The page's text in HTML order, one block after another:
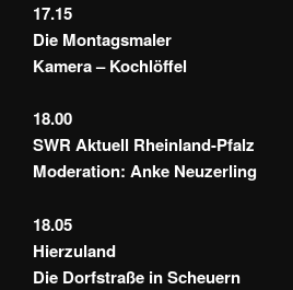
17.15
Die Montagsmaler
Kamera – Kochlöffel
18.00
SWR Aktuell Rheinland-Pfalz
Moderation: Anke Neuzerling
18.05
Hierzuland
Die Dorfstraße in Scheuern